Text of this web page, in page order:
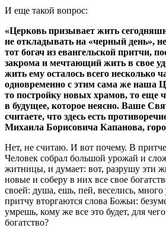
И еще такой вопрос:
«Церковь призывает жить
не откладывать на «черный день»,
тот богач из евангельской притчи,
закрома и мечтающий жить в свое
жить ему осталось всего несколько
одновременно с этим сама же наша
то постройку новых храмов, то еще
в будущее, которое неясно. Ваше
считаете, что здесь есть
Михаила Борисовича Капанова,
Нет, не считаю. И вот почему. В
Человек собрал большой урожай и
житницы, и думает: вот, разрушу эти
новые и соберу в них все свое
своей: душа, ешь, пей, веселись, много
притчу вторгаются слова Божьи:
умрешь, кому же все это будет, для
богатство?